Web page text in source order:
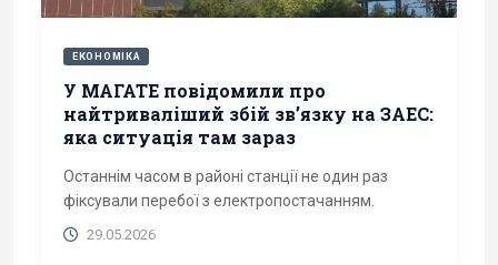
ЕКОНОМІКА
У МАГАТЕ повідомили про
найтриваліший збій звʼязку на ЗАЕС:
яка ситуація там зараз
Останнім часом в районі станції не один раз
фіксували перебої з електропостачанням.
29.05.2026